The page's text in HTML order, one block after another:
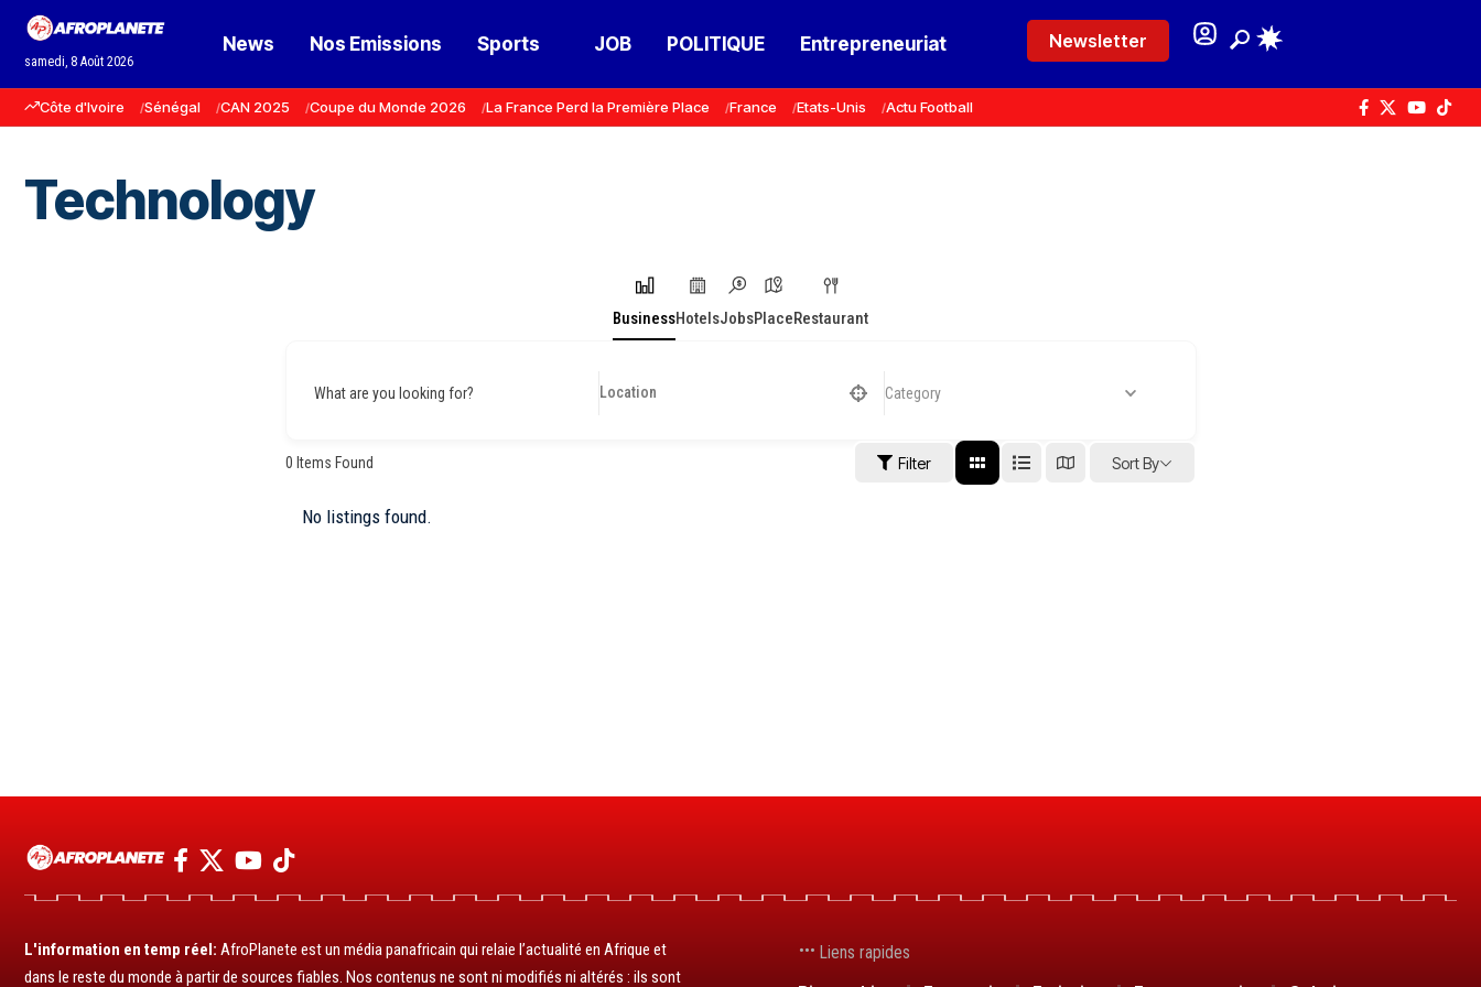
samedi, 8 Août 2026
News Nos Emissions Sports JOB POLITIQUE Entrepreneuriat Newsletter
Côte d'Ivoire Sénégal CAN 2025 Coupe du Monde 2026 La France Perd la Première Place France Etats-Unis Actu Football
Technology
BusinessHotelsJobsPlaceRestaurant
What are you looking for? Category
0 Items Found Filter Sort By
No listings found.
L'information en temp réel: AfroPlanete est un média panafricain qui relaie l’actualité en Afrique et
dans le reste du monde à partir de sources fiables. Nos contenus ne sont ni modifiés ni altérés : ils sont
Liens rapides